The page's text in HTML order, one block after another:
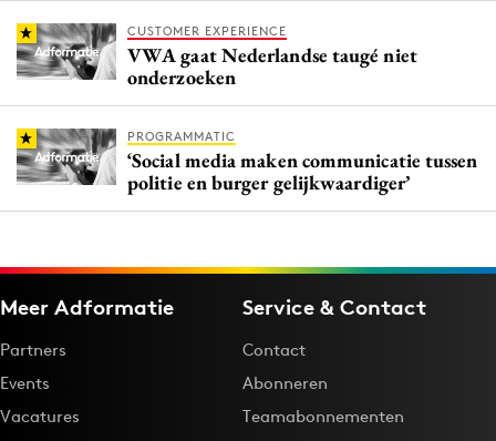
CUSTOMER EXPERIENCE
VWA gaat Nederlandse taugé niet
onderzoeken
PROGRAMMATIC
‘Social media maken communicatie tussen
politie en burger gelijkwaardiger’
Meer Adformatie
Partners
Events
Vacatures
Service & Contact
Contact
Abonneren
Teamabonnementen